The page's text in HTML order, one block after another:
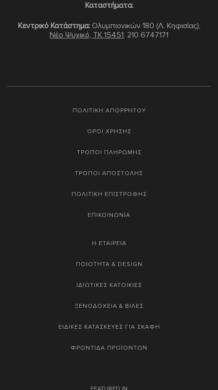
Καταστήματα:
Κεντρικό Κατάστημα:Ολυμπιονικών 180 (Λ. Κηφισίας),
Νέο Ψυχικό, TK 15451, 210 6747171
ΠΟΛΙΤΙΚΗ ΑΠΟΡΡΗΤΟΥ
ΟΡΟΙ ΧΡΗΣΗΣ
ΤΡΟΠΟΙ ΠΛΗΡΩΜΗΣ
ΤΡΟΠΟΙ ΑΠΟΣΤΟΛΗΣ
ΠΟΛΙΤΙΚΗ ΕΠΙΣΤΡΟΦΗΣ
ΕΠΙΚΟΙΝΩΝΙΑ
Η ΕΤΑΙΡΕΙΑ
ΠΟΙΟΤΗΤΑ & DESIGN
ΙΔΙΩΤΙΚΕΣ ΚΑΤΟΙΚΙΕΣ
ΞΕΝΟΔΟΧΕΙΑ & ΒΙΛΕΣ
ΕΙΔΙΚΕΣ ΚΑΤΑΣΚΕΥΕΣ ΓΙΑ ΣΚΑΦΗ
ΦΡΟΝΤΙΔΑ ΠΡΟΪΟΝΤΩΝ